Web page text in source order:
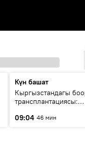
Күн башат
Кыргызстандагы
трансплантациясы:
келечеги
09:04 46 мин